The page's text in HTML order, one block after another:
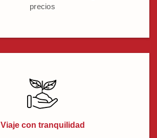
precios
Viaje con tranquilidad